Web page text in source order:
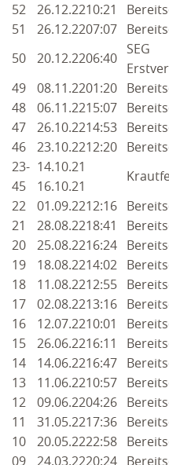
52
26.12.2210:21
51
26.12.2207:07
50
20.12.2206:40
SEG
49
08.11.2201:20
48
06.11.2215:07
47
26.10.2214:53
46
23.10.2212:20
23-
45
14.10.21
16.10.21
22
01.09.2212:16
21
28.08.2218:41
20
25.08.2216:24
19
18.08.2214:02
18
11.08.2212:55
17
02.08.2213:16
16
12.07.2210:01
15
26.06.2216:11
14
14.06.2216:47
13
11.06.2210:57
12
09.06.2204:26
11
31.05.2217:36
10
20.05.2222:58
09
24.03.2220:24